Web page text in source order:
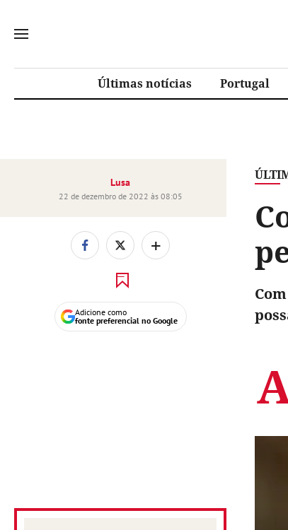
Últimas notícias Portugal
Lusa
22 de dezembro de 2022 às 08:05
+
Adicione como
fonte preferencial no Google